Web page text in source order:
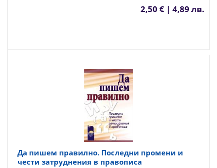
2,50 € | 4,89 лв.
Да пишем правилно. Последни промени и
чести затруднения в правописа